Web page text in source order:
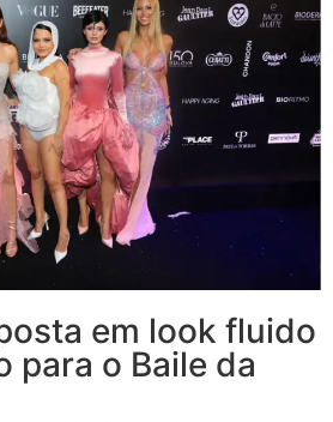
em look fluido
para o Baile da